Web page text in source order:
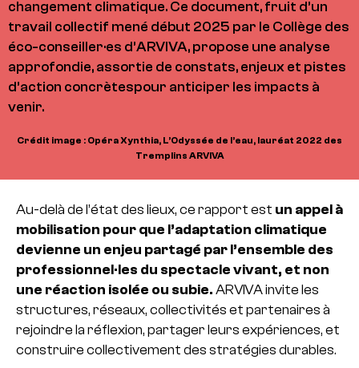
changement climatique. Ce document, fruit d’un
travail collectif mené début 2025 par le Collège des
éco-conseiller·es d’ARVIVA, propose une analyse
approfondie, assortie de constats, enjeux et pistes
d’action concrètespour anticiper les impacts à
venir.
Crédit image : Opéra Xynthia, L’Odyssée de l’eau, lauréat 2022 des
Tremplins ARVIVA
Au-delà de l’état des lieux, ce rapport est un appel à
mobilisation pour que l’adaptation climatique
devienne un enjeu partagé par l’ensemble des
professionnel·les du spectacle vivant, et non
une réaction isolée ou subie. ARVIVA invite les
structures, réseaux, collectivités et partenaires à
rejoindre la réflexion, partager leurs expériences, et
construire collectivement des stratégies durables.